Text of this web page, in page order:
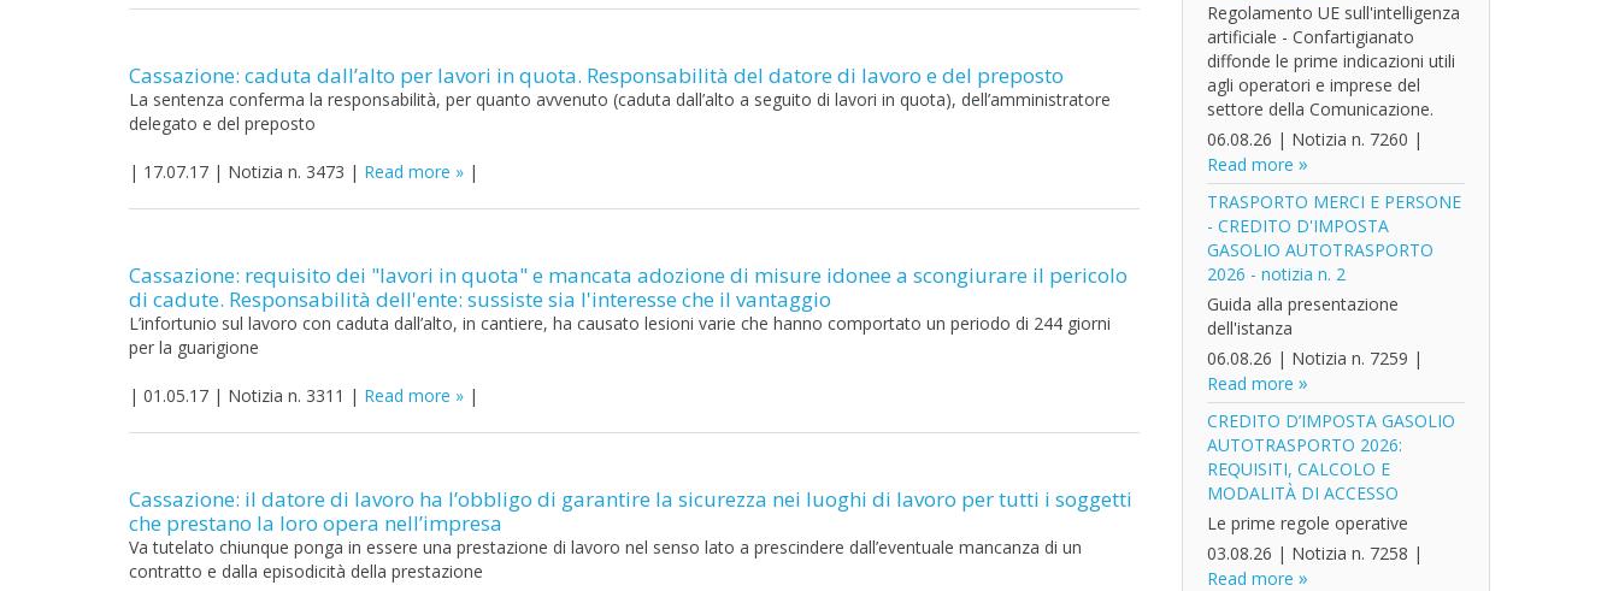
Cassazione: caduta dall’alto per lavori in quota. Responsabilità del datore di lavoro e del preposto
La sentenza conferma la responsabilità, per quanto avvenuto (caduta dall’alto a seguito di lavori in quota), dell’amministratore
delegato e del preposto
| 17.07.17 | Notizia n. 3473 | Read more |
Cassazione: requisito dei "lavori in quota" e mancata adozione di misure idonee a scongiurare il pericolo
di cadute. Responsabilità dell'ente: sussiste sia l'interesse che il vantaggio
L’infortunio sul lavoro con caduta dall’alto, in cantiere, ha causato lesioni varie che hanno comportato un periodo di 244 giorni
per la guarigione
| 01.05.17 | Notizia n. 3311 | Read more |
Cassazione: il datore di lavoro ha l’obbligo di garantire la sicurezza nei luoghi di lavoro per tutti i soggetti
che prestano la loro opera nell’impresa
Va tutelato chiunque ponga in essere una prestazione di lavoro nel senso lato a prescindere dall’eventuale mancanza di un
contratto e dalla episodicità della prestazione
Regolamento UE sull'intelligenza
artificiale - Confartigianato
diffonde le prime indicazioni utili
agli operatori e imprese del
settore della Comunicazione.
06.08.26 | Notizia n. 7260 |
Read more
TRASPORTO MERCI E PERSONE
- CREDITO D'IMPOSTA
GASOLIO AUTOTRASPORTO
2026 - notizia n. 2
Guida alla presentazione
dell'istanza
06.08.26 | Notizia n. 7259 |
Read more
CREDITO D’IMPOSTA GASOLIO
AUTOTRASPORTO 2026:
REQUISITI, CALCOLO E
MODALITÀ DI ACCESSO
Le prime regole operative
03.08.26 | Notizia n. 7258 |
Read more